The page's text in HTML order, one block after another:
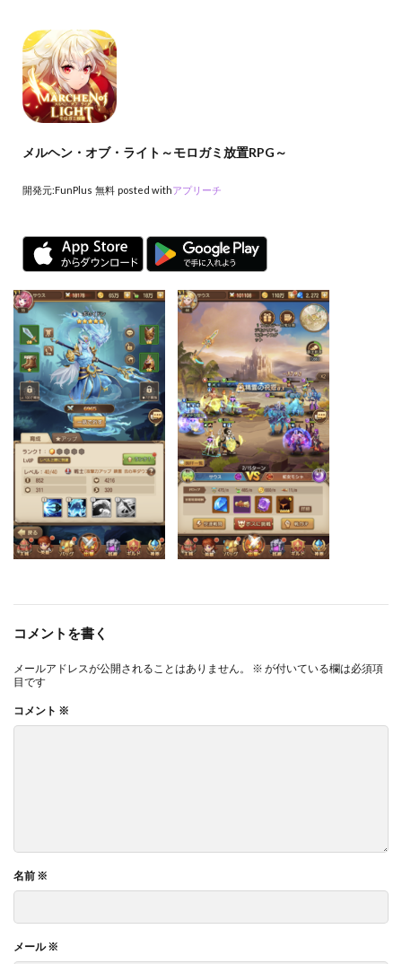
メルヘン・オブ・ライト～モロガミ放置RPG～
開発元:FunPlus 無料 posted withアプリーチ
コメントを書く
メールアドレスが公開されることはありません。 ※ が付いている欄は必須項
目です
コメント ※
名前 ※
メール※